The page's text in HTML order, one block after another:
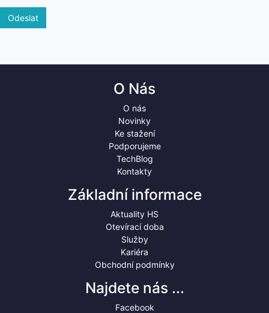
Odeslat
O Nás
O nás
Novinky
Ke stažení
Podporujeme
TechBlog
Kontakty
Základní informace
Aktuality HS
Otevírací doba
Služby
Kariéra
Obchodní podmínky
Najdete nás ...
Facebook